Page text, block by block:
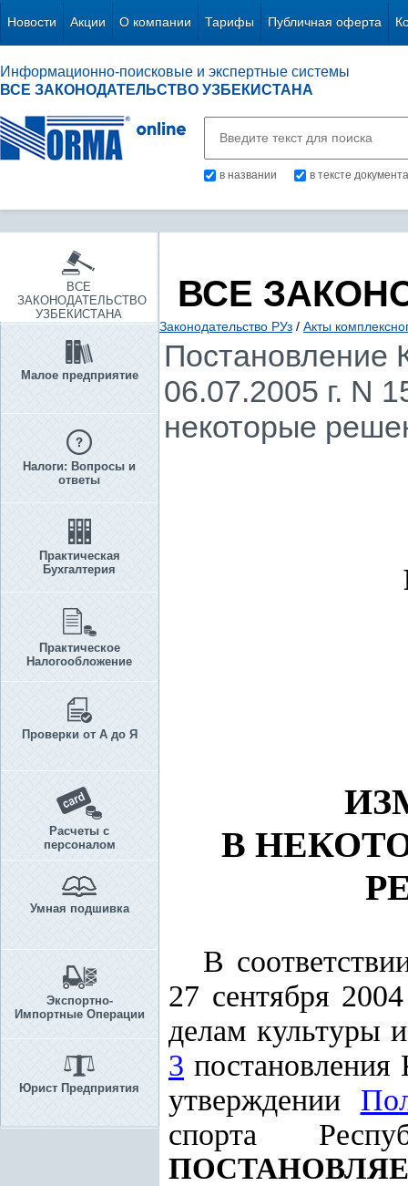
Новости Акции О компании Тарифы Публичная оферта
Информационно-поисковые и экспертные системы
ВСЕ ЗАКОНОДАТЕЛЬСТВО УЗБЕКИСТАНА
в названии в тексте документа
ВСЕ
ЗАКОНОДАТЕЛЬСТВО
УЗБЕКИСТАНА
Малое предприятие
Налоги: Вопросы и
ответы
Практическая
Бухгалтерия
Практическое
Налогообложение
Проверки от А до Я
Расчеты с
персоналом
Умная подшивка
Экспортно-
Импортные Операции
Юрист Предприятия
ВСЕ
Законодательство РУз / Акты
Постановление
06.07.2005 г. N
некоторые
В
В
27 сентября
делам культуры
3
утверждении
спорта